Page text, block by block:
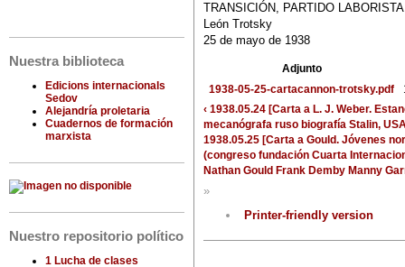
Nuestra biblioteca
Edicions internacionals
Sedov
Alejandría proletaria
Cuadernos de formación
marxista
Nuestro repositorio político
1 Lucha de clases
TRANSICIÓN, PARTIDO
León Trotsky
25 de mayo de 1938
Adjunto
1938-05-25-cartacannon-trotsky.pdf
‹ 1938.05.24 [Carta a L. J. Weber.
mecanógrafa ruso biografía Stalin,
1938.05.25 [Carta a Gould. Jóvenes
(congreso fundación Cuarta
Nathan Gould Frank Demby Manny
»
Printer-friendly version